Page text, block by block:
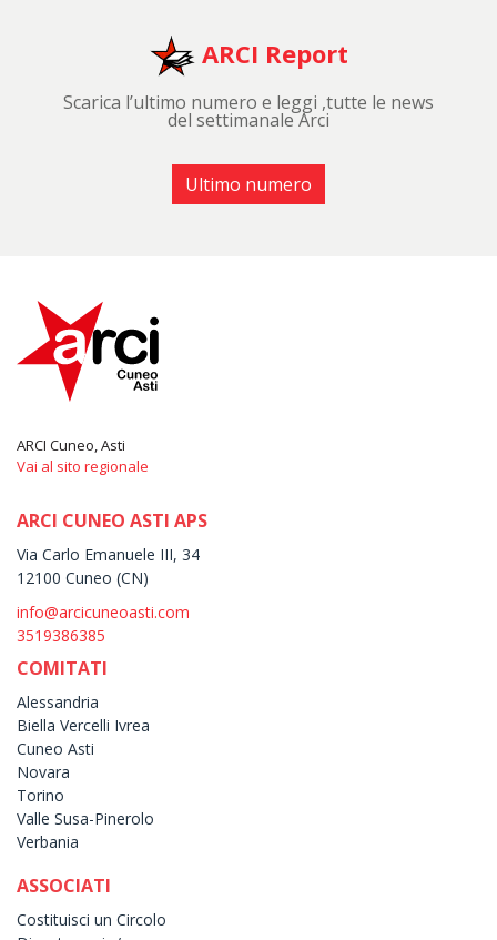
ARCI Report
Scarica l’ultimo numero e leggi ,tutte le news
del settimanale Arci
Ultimo numero
ARCI Cuneo, Asti
Vai al sito regionale
ARCI CUNEO ASTI APS
Via Carlo Emanuele III, 34
12100 Cuneo (CN)
info@arcicuneoasti.com
3519386385
COMITATI
Alessandria
Biella Vercelli Ivrea
Cuneo Asti
Novara
Torino
Valle Susa-Pinerolo
Verbania
ASSOCIATI
Costituisci un Circolo